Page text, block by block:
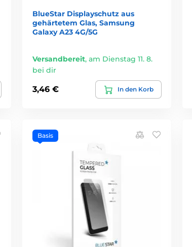
BlueStar Displayschutz aus
gehärtetem Glas, Samsung
Galaxy A23 4G/5G
Versandbereit, am Dienstag 11. 8.
bei dir
3,46 € In den Korb
Basis